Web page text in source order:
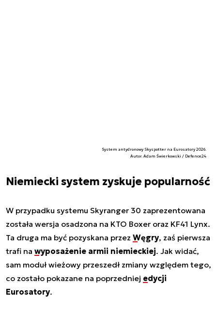
System antydronowy Skyspotter na Eurosatory 2026.
Autor. Adam Świerkowski / Defence24
Niemiecki system zyskuje popularność
W przypadku systemu Skyranger 30 zaprezentowana
została wersja osadzona na KTO Boxer oraz KF41 Lynx.
Ta druga ma być pozyskana przez Węgry, zaś pierwsza
trafi na wyposażenie armii niemieckiej. Jak widać,
sam moduł wieżowy przeszedł zmiany względem tego,
co zostało pokazane na poprzedniej edycji
Eurosatory.